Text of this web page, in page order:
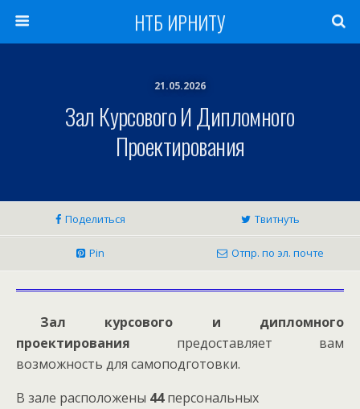
НТБ ИРНИТУ
21.05.2026
Зал Курсового И Дипломного
Проектирования
Поделиться Твитнуть
Pin Отпр. по эл. почте
Зал курсового и дипломного
проектирования предоставляет вам
возможность для самоподготовки.
В зале расположены 44персональных